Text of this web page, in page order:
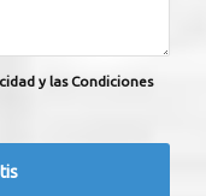
y las Condiciones